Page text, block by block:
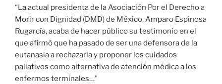
“La actual presidenta de la Asociación Por el Derecho a
Morir con Dignidad (DMD) de México, Amparo Espinosa
Rugarcía, acaba de hacer público su testimonio en el
que afirmó que ha pasado de ser una defensora de la
eutanasia a rechazarla y proponer los cuidados
paliativos como alternativa de atención médica a los
enfermos terminales…”